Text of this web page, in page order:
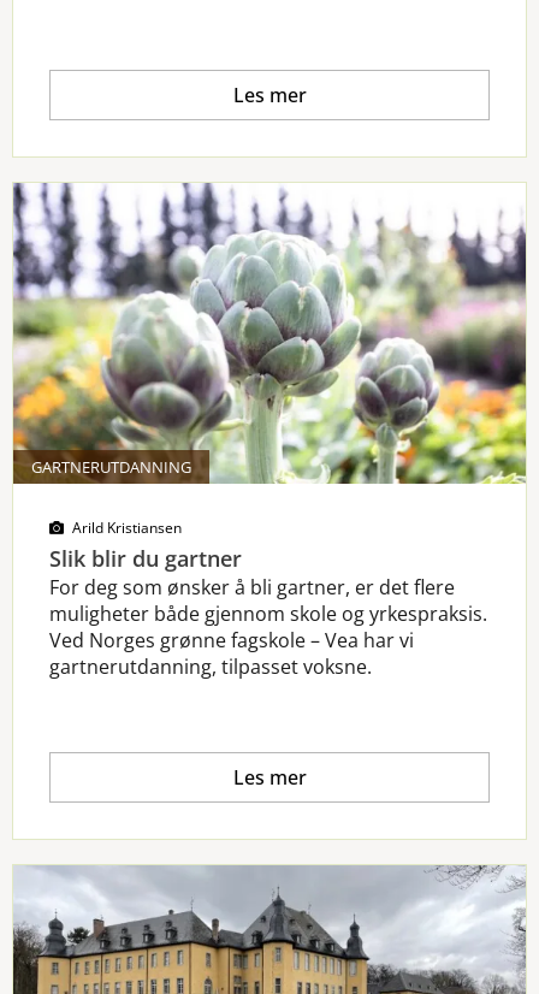
Les mer
GARTNERUTDANNING
Arild Kristiansen
Slik blir du gartner
For deg som ønsker å bli gartner, er det flere
muligheter både gjennom skole og yrkespraksis.
Ved Norges grønne fagskole – Vea har vi
gartnerutdanning, tilpasset voksne.
Les mer